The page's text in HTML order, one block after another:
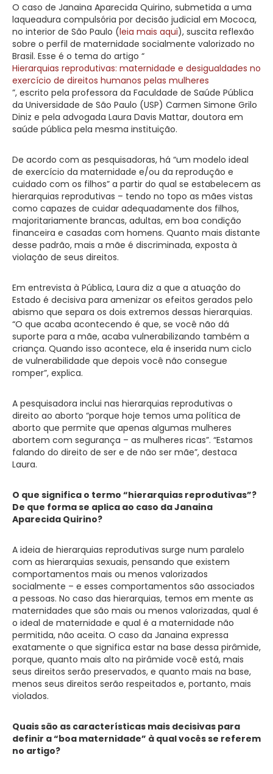
O caso de Janaina Aparecida Quirino, submetida a uma
laqueadura compulsória por decisão judicial em Mococa,
no interior de São Paulo (leia mais aqui), suscita reflexão
sobre o perfil de maternidade socialmente valorizado no
Brasil. Esse é o tema do artigo “
Hierarquias reprodutivas: maternidade e desigualdades no
exercício de direitos humanos pelas mulheres
”, escrito pela professora da Faculdade de Saúde Pública
da Universidade de São Paulo (USP) Carmen Simone Grilo
Diniz e pela advogada Laura Davis Mattar, doutora em
saúde pública pela mesma instituição.
De acordo com as pesquisadoras, há “um modelo ideal
de exercício da maternidade e/ou da reprodução e
cuidado com os filhos” a partir do qual se estabelecem as
hierarquias reprodutivas – tendo no topo as mães vistas
como capazes de cuidar adequadamente dos filhos,
majoritariamente brancas, adultas, em boa condição
financeira e casadas com homens. Quanto mais distante
desse padrão, mais a mãe é discriminada, exposta à
violação de seus direitos.
Em entrevista à Pública, Laura diz a que a atuação do
Estado é decisiva para amenizar os efeitos gerados pelo
abismo que separa os dois extremos dessas hierarquias.
“O que acaba acontecendo é que, se você não dá
suporte para a mãe, acaba vulnerabilizando também a
criança. Quando isso acontece, ela é inserida num ciclo
de vulnerabilidade que depois você não consegue
romper”, explica.
A pesquisadora inclui nas hierarquias reprodutivas o
direito ao aborto “porque hoje temos uma política de
aborto que permite que apenas algumas mulheres
abortem com segurança – as mulheres ricas”. “Estamos
falando do direito de ser e de não ser mãe”, destaca
Laura.
O que significa o termo “hierarquias reprodutivas”?
De que forma se aplica ao caso da Janaina
Aparecida Quirino?
A ideia de hierarquias reprodutivas surge num paralelo
com as hierarquias sexuais, pensando que existem
comportamentos mais ou menos valorizados
socialmente – e esses comportamentos são associados
a pessoas. No caso das hierarquias, temos em mente as
maternidades que são mais ou menos valorizadas, qual é
o ideal de maternidade e qual é a maternidade não
permitida, não aceita. O caso da Janaina expressa
exatamente o que significa estar na base dessa pirâmide,
porque, quanto mais alto na pirâmide você está, mais
seus direitos serão preservados, e quanto mais na base,
menos seus direitos serão respeitados e, portanto, mais
violados.
Quais são as características mais decisivas para
definir a “boa maternidade” à qual vocês se referem
no artigo?